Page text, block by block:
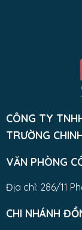
CÔNG TY
TRƯỜNG
VĂN PHÒNG
Địa chỉ: 286/11
CHI NHÁNH